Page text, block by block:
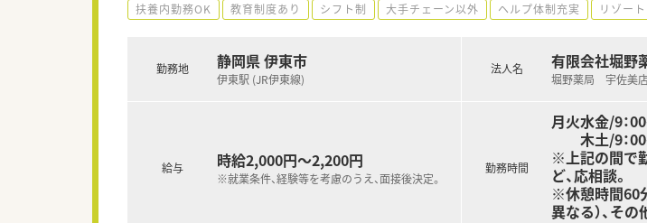
扶養内勤務OK
教育制度あり シフト制 大手チェーン以外 ヘルプ体制充実 リゾート
勤務地 静岡県 伊東市
伊東駅 (JR伊東線)
給与 時給2,000円～2,200円
※就業条件、経験等を考慮のうえ、面接後決定。
法人名 有限会社堀野
堀野薬局 宇佐美
勤務時間
月火水金/9：
木土/9：00
※上記の間で
ど、応相談。
※休憩時間60
異なる）、そ